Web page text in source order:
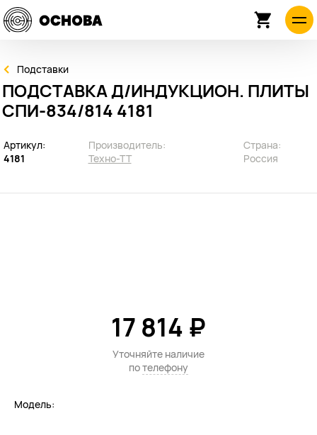
Подставки
ПОДСТАВКА Д/ИНДУКЦИОН. ПЛИТЫ
СПИ-834/814 4181
Артикул:
4181
Производитель:
Техно-ТТ
Страна:
Россия
Модель:
17 814 ₽
Уточняйте наличие
потелефону